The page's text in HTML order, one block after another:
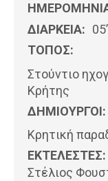
ΔΙΑΡΚΕΙΑ:
ΤΟΠΟΣ:
Στούντιο
Κρήτης
ΔΗΜΙΟΥΡΓΟΙ:
Κρητική
ΕΚΤΕΛΕΣΤΕΣ:
Στέλιος